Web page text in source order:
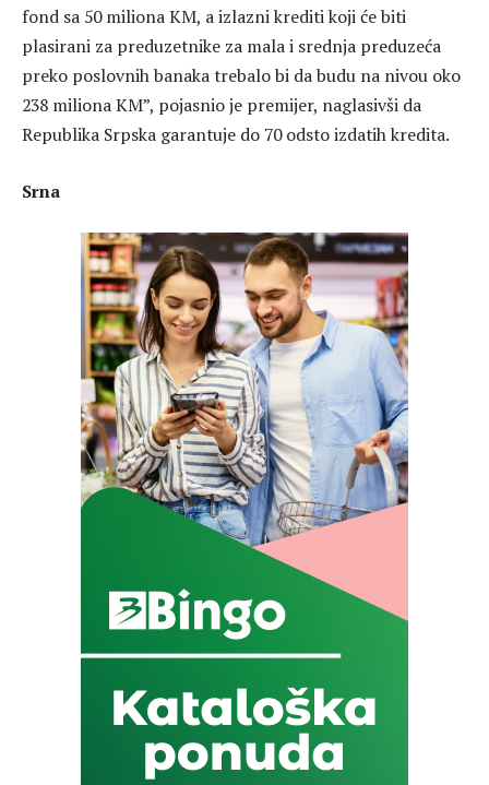
fond sa 50 miliona KM, a izlazni krediti koji će biti
plasirani za preduzetnike za mala i srednja preduzeća
preko poslovnih banaka trebalo bi da budu na nivou oko
238 miliona KM”, pojasnio je premijer, naglasivši da
Republika Srpska garantuje do 70 odsto izdatih kredita.
Srna